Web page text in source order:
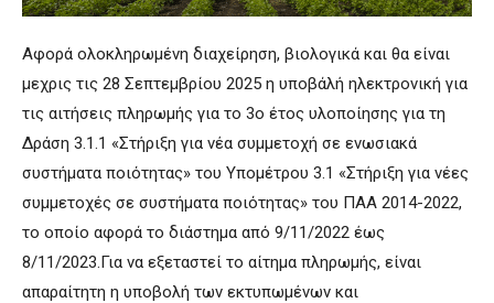
Αφορά ολοκληρωμένη διαχείρηση, βιολογικά και θα είναι
μεχρις τις 28 Σεπτεμβρίου 2025 η υποβάλή ηλεκτρονική για
τις αιτήσεις πληρωμής για το 3ο έτος υλοποίησης για τη
Δράση 3.1.1 «Στήριξη για νέα συμμετοχή σε ενωσιακά
συστήματα ποιότητας» του Υπομέτρου 3.1 «Στήριξη για νέες
συμμετοχές σε συστήματα ποιότητας» του ΠΑΑ 2014-2022,
το οποίο αφορά το διάστημα από 9/11/2022 έως
8/11/2023.Για να εξεταστεί το αίτημα πληρωμής, είναι
απαραίτητη η υποβολή των εκτυπωμένων και